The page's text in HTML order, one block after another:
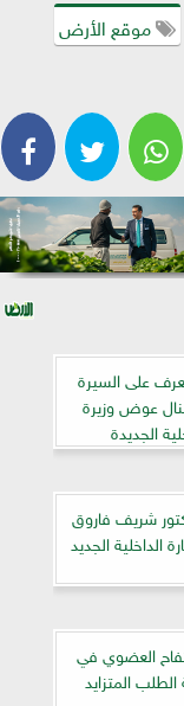
موقع الأرض
على السيرة
منال عوض وزيرة
الجديدة
شريف فاروق
الداخلية الجديد
العضوي في
الطلب المتزايد